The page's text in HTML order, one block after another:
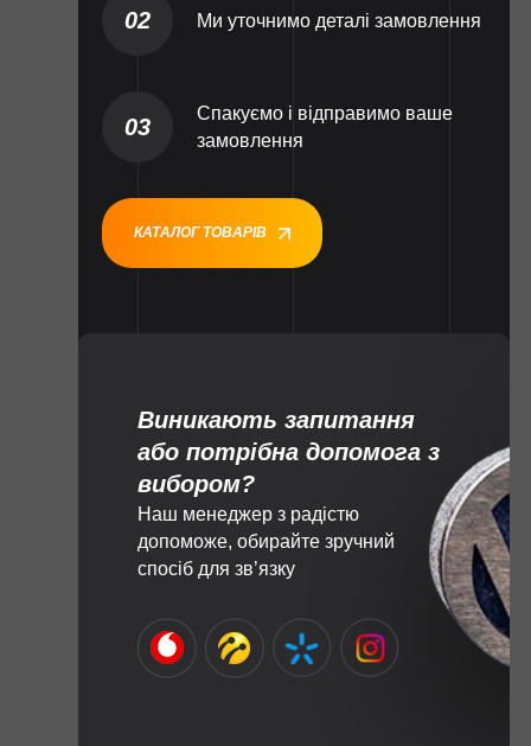
02 Ми уточнимо деталі замовлення
03
Спакуємо і відправимо ваше
замовлення
КАТАЛОГ ТОВАРІВ
Виникають запитання
або потрібна допомога з
вибором?
Наш менеджер з радістю
допоможе, обирайте зручний
спосіб для зв’язку